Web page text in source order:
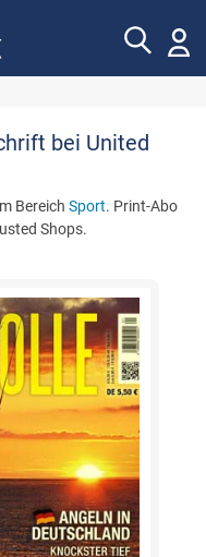
bei United
Bereich Sport. Print-Abo
Shops.